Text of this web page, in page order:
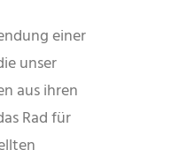
einer
unser
aus ihren
Rad für